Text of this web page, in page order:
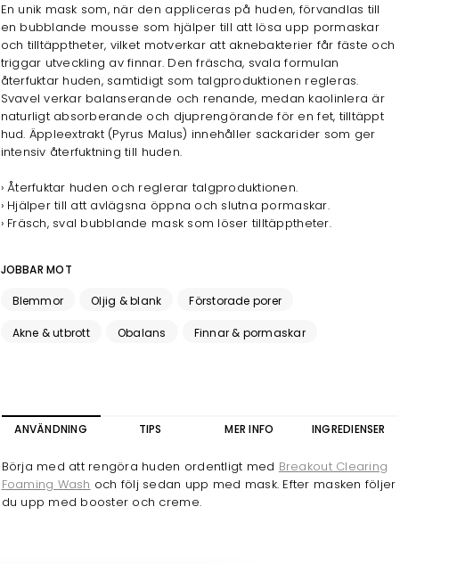
En unik mask som, när den appliceras på huden, förvandlas till
en bubblande mousse som hjälper till att lösa upp pormaskar
och tilltäpptheter, vilket motverkar att aknebakterier får fäste och
triggar utveckling av finnar. Den fräscha, svala formulan
återfuktar huden, samtidigt som talgproduktionen regleras.
Svavel verkar balanserande och renande, medan kaolinlera är
naturligt absorberande och djuprengörande för en fet, tilltäppt
hud. Äppleextrakt (Pyrus Malus) innehåller sackarider som ger
intensiv återfuktning till huden.
› Återfuktar huden och reglerar talgproduktionen.
› Hjälper till att avlägsna öppna och slutna pormaskar.
› Fräsch, sval bubblande mask som löser tilltäpptheter.
JOBBAR MOT
Blemmor Oljig & blank Förstorade porer
Akne & utbrott Obalans Finnar & pormaskar
ANVÄNDNING TIPS MER INFO INGREDIENSER
Börja med att rengöra huden ordentligt med Breakout Clearing
Foaming Wash och följ sedan upp med mask. Efter masken följer
du upp med booster och creme.